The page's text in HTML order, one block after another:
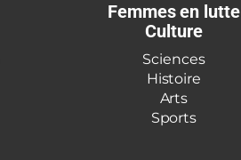
Femmes en lutte
Culture
Sciences
Histoire
Arts
Sports